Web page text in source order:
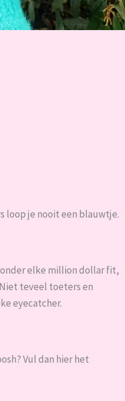
loop je nooit een blauwtje.
onder elke million dollar fit,
teveel toeters en
eyecatcher.
Vul dan hier het